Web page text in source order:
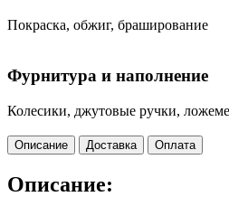
Покраска, обжиг, браширование
Фурнитура и наполнение
Колесики, джутовые ручки,
Описание Доставка Оплата
Описание: